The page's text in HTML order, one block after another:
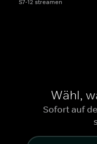
S7-12 streamen
Wähl,
Sofort auf